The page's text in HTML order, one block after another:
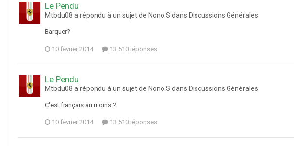
Le Pendu
Mtbdu08 a répondu à un sujet de Nono.S dans Discussions Générales
Barquer?
10 février 2014 13 510 réponses
Le Pendu
Mtbdu08 a répondu à un sujet de Nono.S dans Discussions Générales
C'est français au moins ?
10 février 2014 13 510 réponses